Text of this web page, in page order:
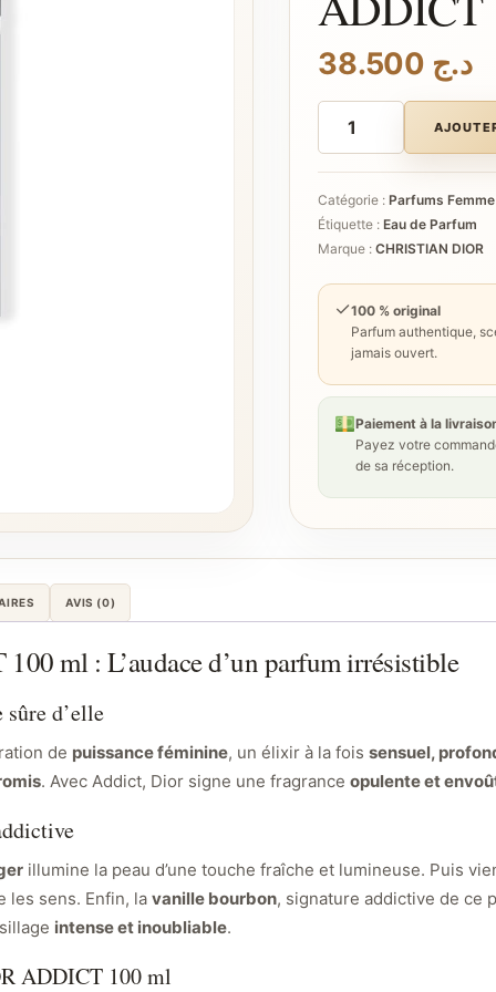
د.ج
quantité
CHRISTIAN
ADDICT
Catégorie : Parfums Femme
Étiquette : Eau de Parfum
Marque : CHRISTIAN DIOR
✓100 % original
Parfum authentique,
jamais ouvert.
Paiement à la
Payez votre
de sa réception.
AVIS (0)
ml : L’audace d’un parfum irrésistible
d’elle
de puissance féminine, un élixir à la fois sensuel,
. Avec Addict, Dior signe une fragrance opulente et
illumine la peau d’une touche fraîche et lumineuse. Puis
les sens. Enfin, la vanille bourbon, signature addictive de ce
intense et inoubliable.
ADDICT 100 ml